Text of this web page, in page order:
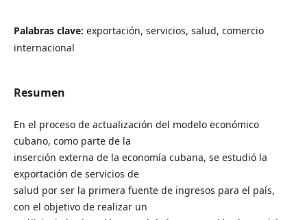
Palabras clave: exportación, servicios, salud, comercio
internacional
Resumen
En el proceso de actualización del modelo económico
cubano, como parte de la
inserción externa de la economía cubana, se estudió la
exportación de servicios de
salud por ser la primera fuente de ingresos para el país,
con el objetivo de realizar un